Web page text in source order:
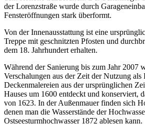
der Lorenzstraße wurde durch
Fensteröffnungen stark überformt.
Von der Innenausstattung ist eine
Treppe mit geschnitzten Pfosten und
dem 18. Jahrhundert erhalten.
Während der Sanierung bis zum Jahr 2007
Verschalungen aus der Zeit der Nutzung als
Deckenmalereien aus der ursprünglichen
Hauses um 1600 entdeckt und konserviert,
von 1623. In der Außenmauer finden sich
denen man die Wasserstände der
Ostseesturmhochwasser 1872 ablesen kann.